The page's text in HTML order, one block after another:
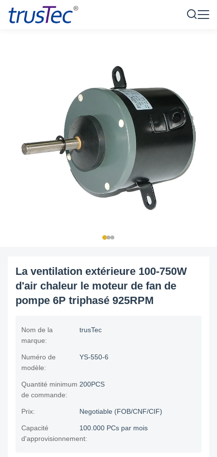
La ventilation extérieure 100-750W
d'air chaleur le moteur de fan de
pompe 6P triphasé 925RPM
Nom de la
marque:
trusTec
Numéro de
modèle:
YS-550-6
Quantité minimum
de commande:
200PCS
Prix: Negotiable (FOB/CNF/CIF)
Capacité
d'approvisionnement:
100.000 PCs par mois